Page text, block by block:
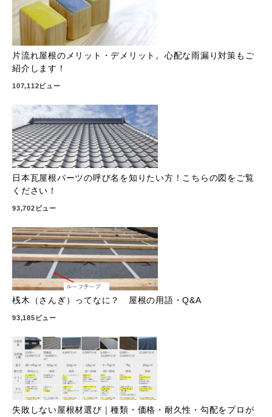
片流れ屋根のメリット・デメリット。心配な雨漏り対策もご
紹介します！
107,112ビュー
日本瓦屋根パーツの呼び名を知りたい方！こちらの図をご覧
ください！
93,702ビュー
桟木（さんぎ）ってなに？ 屋根の用語・Q&A
93,185ビュー
失敗しない屋根材選び｜種類・価格・耐久性・勾配をプロが